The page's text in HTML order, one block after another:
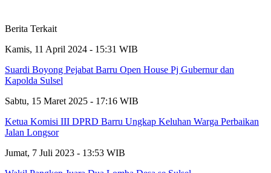
Berita Terkait
Kamis, 11 April 2024 - 15:31 WIB
Suardi Boyong Pejabat Barru Open House Pj Gubernur dan
Kapolda Sulsel
Sabtu, 15 Maret 2025 - 17:16 WIB
Ketua Komisi III DPRD Barru Ungkap Keluhan Warga Perbaikan
Jalan Longsor
Jumat, 7 Juli 2023 - 13:53 WIB